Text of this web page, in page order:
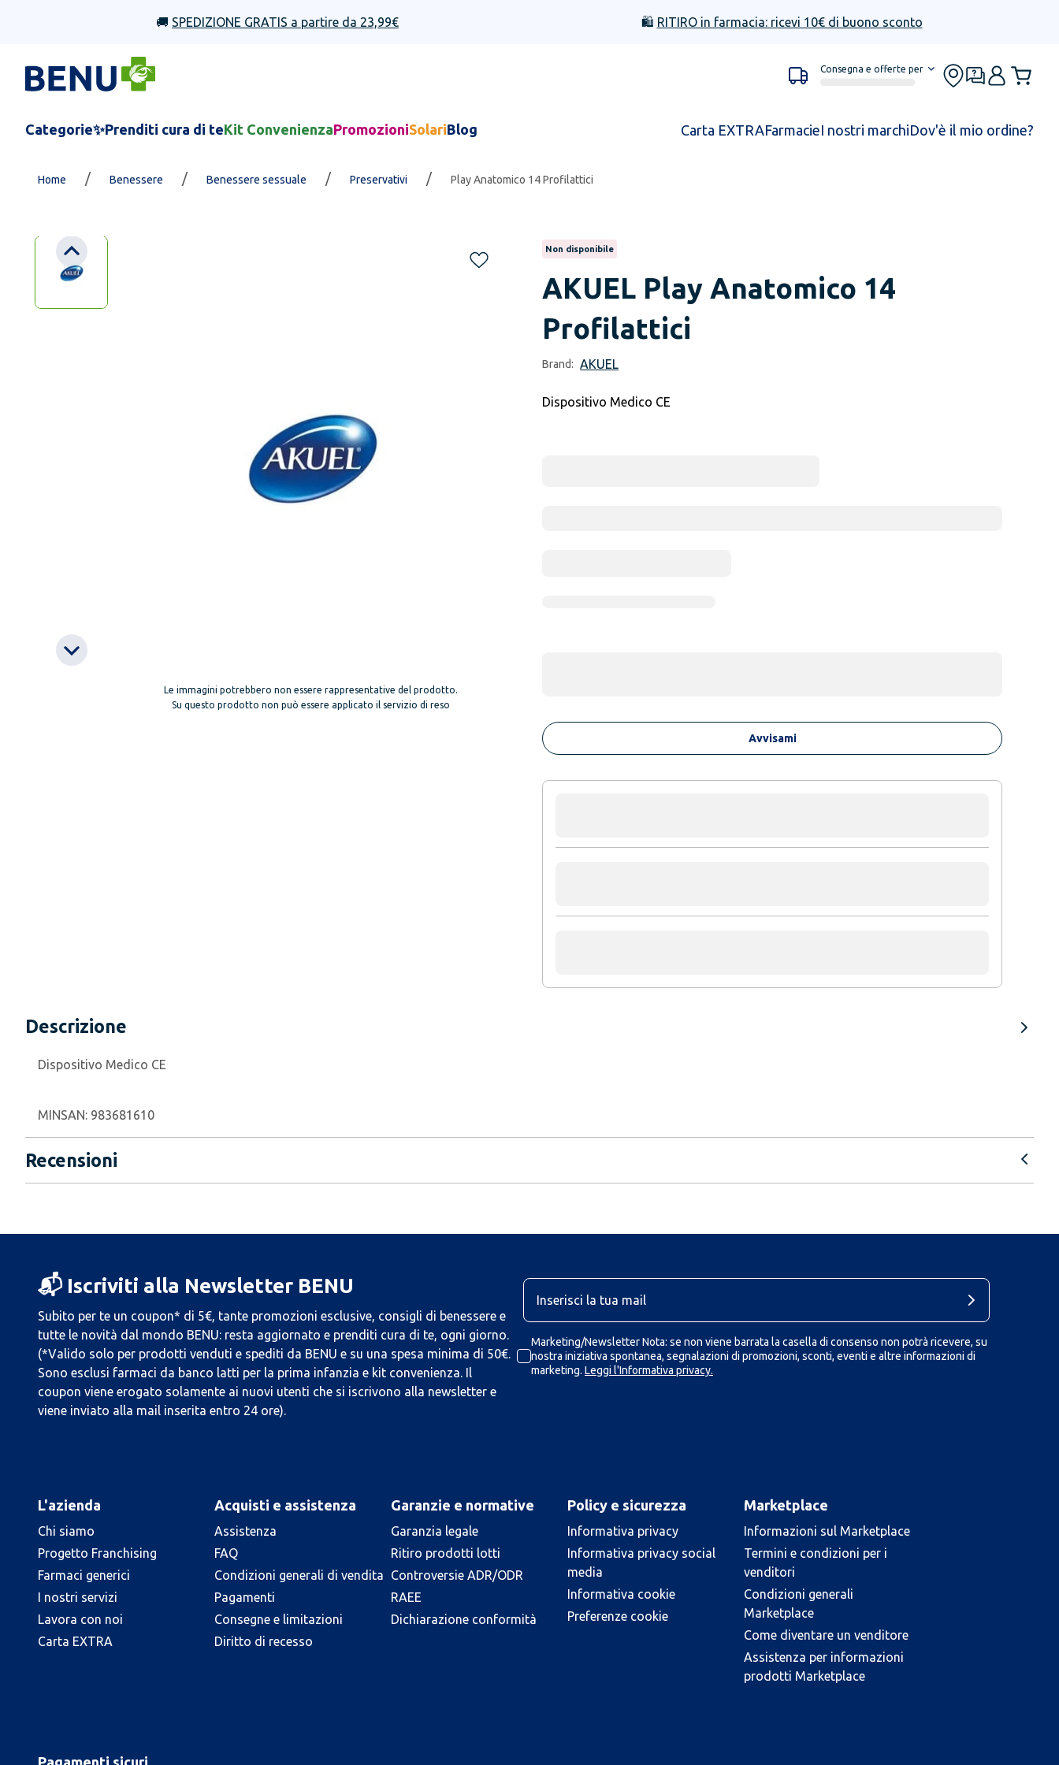
🚚 SPEDIZIONE GRATIS a partire da 23,99€ 🛍️ RITIRO in farmacia: ricevi 10€ di buono sconto
Consegna e offerte per
Categorie✨Prenditi cura di teKit ConvenienzaPromozioniSolariBlog Carta EXTRAFarmacieI nostri marchiDov'è il mio ordine?
Home / Benessere / Benessere sessuale / Preservativi / Play Anatomico 14 Profilattici
Le immagini potrebbero non essere rappresentative del prodotto.
Su questo prodotto non può essere applicato il servizio di reso
Non disponibile
AKUEL Play Anatomico 14
Profilattici
Brand: AKUEL
Dispositivo Medico CE
Avvisami
Descrizione
Dispositivo Medico CE
MINSAN: 983681610
Recensioni
📬 Iscriviti alla Newsletter BENU
Subito per te un coupon* di 5€, tante promozioni esclusive, consigli di benessere e
tutte le novità dal mondo BENU: resta aggiornato e prenditi cura di te, ogni giorno.
(*Valido solo per prodotti venduti e spediti da BENU e su una spesa minima di 50€.
Sono esclusi farmaci da banco latti per la prima infanzia e kit convenienza. Il
coupon viene erogato solamente ai nuovi utenti che si iscrivono alla newsletter e
viene inviato alla mail inserita entro 24 ore).
Marketing/Newsletter Nota: se non viene barrata la casella di consenso non potrà ricevere, su
nostra iniziativa spontanea, segnalazioni di promozioni, sconti, eventi e altre informazioni di
marketing. Leggi l'Informativa privacy.
L'azienda
Chi siamo
Progetto Franchising
Farmaci generici
I nostri servizi
Lavora con noi
Carta EXTRA
Acquisti e assistenza
Assistenza
FAQ
Condizioni generali di vendita
Pagamenti
Consegne e limitazioni
Diritto di recesso
Garanzie e normative
Garanzia legale
Ritiro prodotti lotti
Controversie ADR/ODR
RAEE
Dichiarazione conformità
Policy e sicurezza
Informativa privacy
Informativa privacy social
media
Informativa cookie
Preferenze cookie
Marketplace
Informazioni sul Marketplace
Termini e condizioni per i
venditori
Condizioni generali
Marketplace
Come diventare un venditore
Assistenza per informazioni
prodotti Marketplace
Pagamenti sicuri